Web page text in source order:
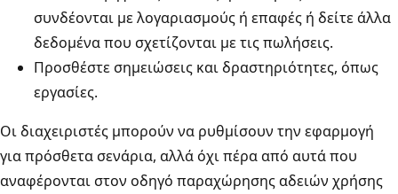
συνδέονται με λογαριασμούς ή επαφές ή δείτε άλλα
δεδομένα που σχετίζονται με τις πωλήσεις.
Προσθέστε σημειώσεις και δραστηριότητες, όπως
εργασίες.
Οι διαχειριστές μπορούν να ρυθμίσουν την εφαρμογή
για πρόσθετα σενάρια, αλλά όχι πέρα από αυτά που
αναφέρονται στον οδηγό παραχώρησης αδειών χρήσης